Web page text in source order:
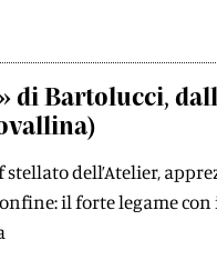
di Bartolucci,
dell’Atelier,
il forte legame